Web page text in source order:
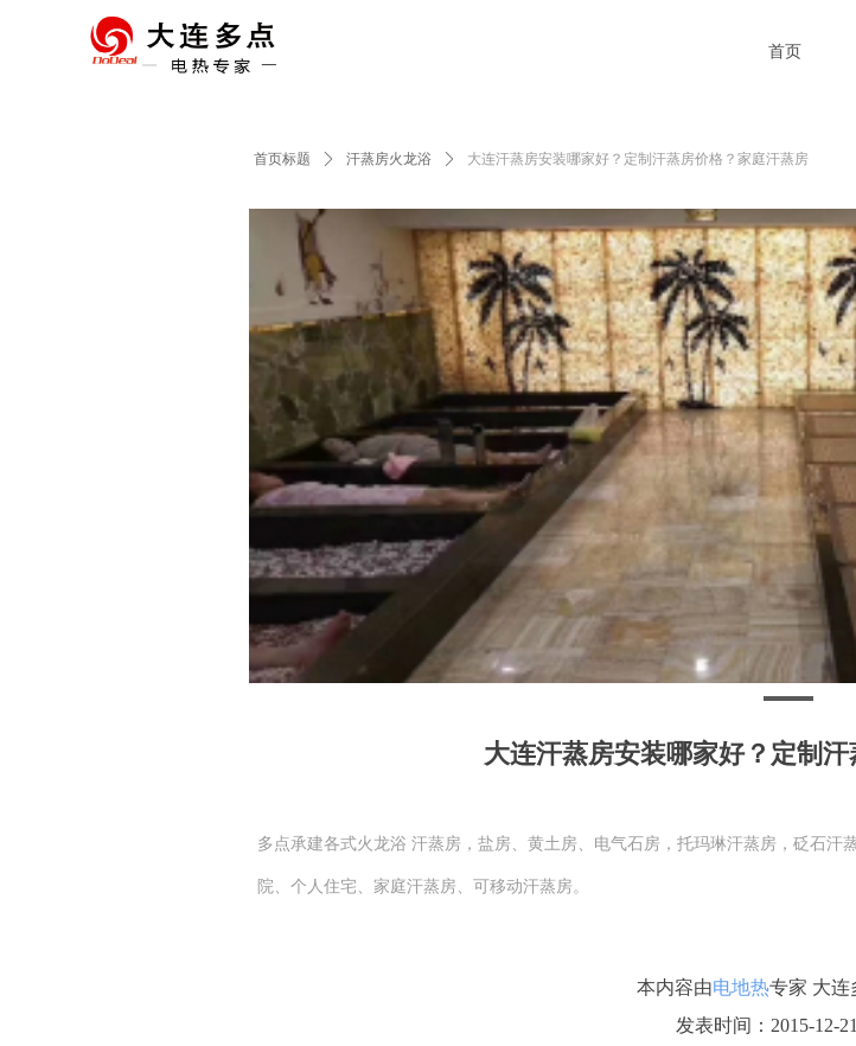
首页
首页标题 ꄲ 汗蒸房火龙浴 ꄲ 大连汗蒸房安装哪家好？定制汗蒸房价格？家庭汗蒸房
大连汗蒸房安装哪家好？定制
多点承建各式火龙浴 汗蒸房，盐房、黄土房、电气石房，托玛琳汗蒸房，砭石
院、个人住宅、家庭汗蒸房、可移动汗蒸房。
本内容由电地热专家 大连
发表时间：2015-12-